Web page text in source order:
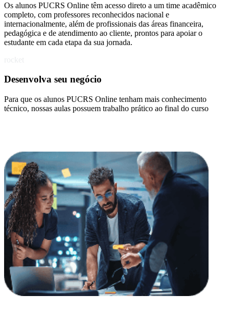
Os alunos PUCRS Online têm acesso direto a um time acadêmico
completo, com professores reconhecidos nacional e
internacionalmente, além de profissionais das áreas financeira,
pedagógica e de atendimento ao cliente, prontos para apoiar o
estudante em cada etapa da sua jornada.
Desenvolva seu negócio
Para que os alunos PUCRS Online tenham mais conhecimento
técnico, nossas aulas possuem trabalho prático ao final do curso